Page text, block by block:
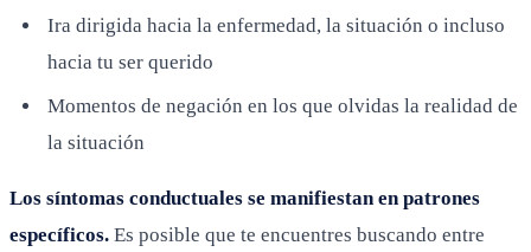
Ira dirigida hacia la enfermedad, la situación o incluso
hacia tu ser querido
Momentos de negación en los que olvidas la realidad de
la situación
Los síntomas conductuales se manifiestan en patrones
específicos. Es posible que te encuentres buscando entre